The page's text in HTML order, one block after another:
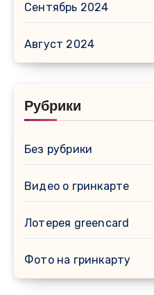
Сентябрь 2024
Август 2024
Рубрики
Без рубрики
Видео о гринкарте
Лотерея greencard
Фото на гринкарту